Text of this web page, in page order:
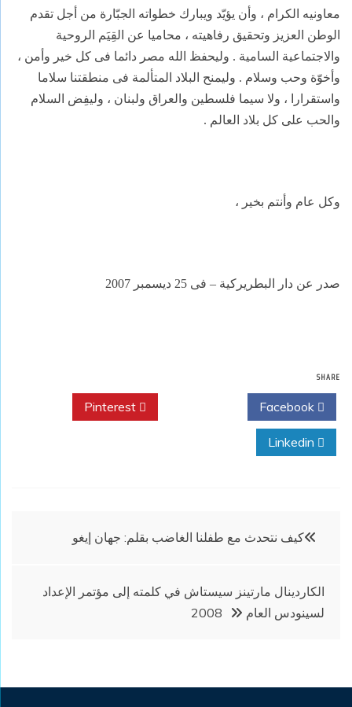
معاونيه الكرام ، وأن يؤيّد ويبارك خطواته الجبّارة من أجل تقدم
الوطن العزيز وتحقيق رفاهيته ، محاميا عن القِيَم الروحية
والاجتماعية السامية . وليحفظ الله مصر دائما فى كل خير وأمن ،
وأخوّة وحب وسلام . وليمنح البلاد المتألمة فى منطقتنا سلاما
واستقرارا ، ولا سيما فلسطين والعراق ولبنان ، وليفِض السلام
والحب على كل بلاد العالم .
وكل عام وأنتم بخير ،
صدر عن دار البطريركية – فى 25 ديسمبر 2007
SHARE
تصفّح
كيف نتحدث مع طفلنا الغاضب بقلم: جهان إيغو
الكاردينال مارتينز سيستاش في كلمته إلى مؤتمر الإعداد
لسينودس العام 2008